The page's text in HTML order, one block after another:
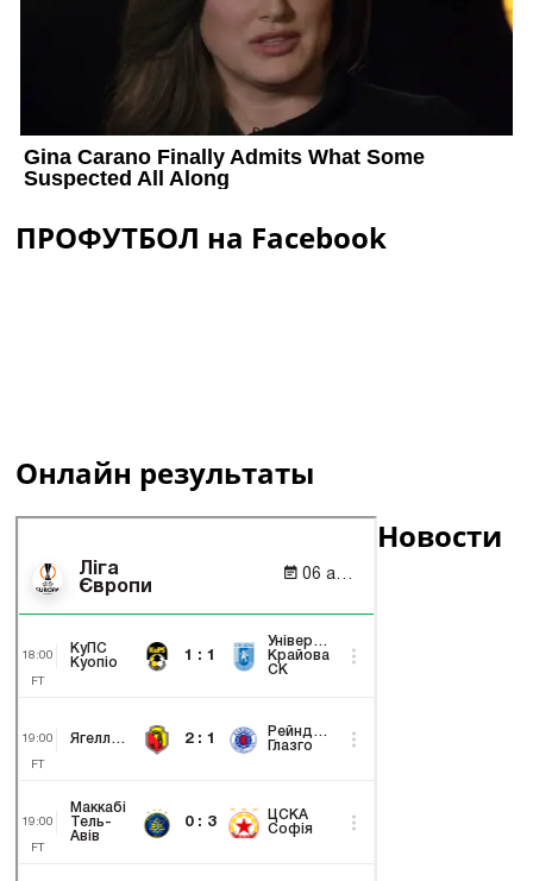
ПРОФУТБОЛ на Facebook
Онлайн результаты
Новости